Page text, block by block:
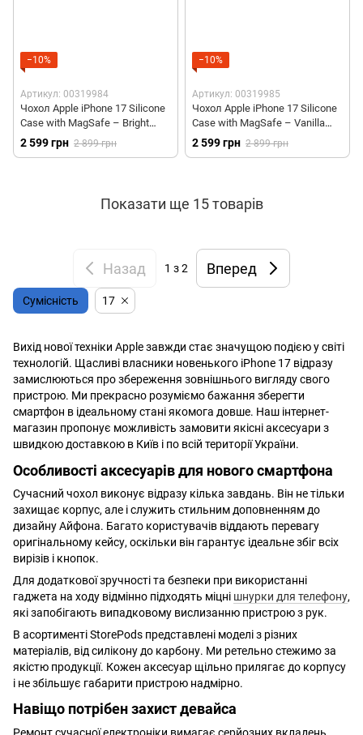
−10%
Артикул: 00319984
Чохол Apple iPhone 17 Silicone
Case with MagSafe – Bright
Guava (MHVQ4)
2 599 грн 2 899 грн
−10%
Артикул: 00319985
Чохол Apple iPhone 17 Silicone
Case with MagSafe – Vanilla
(MHVM4)
2 599 грн 2 899 грн
Показати ще 15 товарів
Назад 1 з 2 Вперед
Вихід нової техніки Apple завжди стає значущою подією у світі
технологій. Щасливі власники новенького iPhone 17 відразу
замислюються про збереження зовнішнього вигляду свого
пристрою. Ми прекрасно розуміємо бажання зберегти
смартфон в ідеальному стані якомога довше. Наш інтернет-
магазин пропонує можливість замовити якісні аксесуари з
швидкою доставкою в Київ і по всій території України.
Особливості аксесуарів для нового смартфона
Сучасний чохол виконує відразу кілька завдань. Він не тільки
захищає корпус, але і служить стильним доповненням до
дизайну Айфона. Багато користувачів віддають перевагу
оригінальному кейсу, оскільки він гарантує ідеальне збіг всіх
вирізів і кнопок.
Для додаткової зручності та безпеки при використанні
гаджета на ходу відмінно підходять міцні шнурки для телефону,
які запобігають випадковому вислизанню пристрою з рук.
В асортименті StorePods представлені моделі з різних
матеріалів, від силікону до карбону. Ми ретельно стежимо за
якістю продукції. Кожен аксесуар щільно прилягає до корпусу
і не збільшує габарити пристрою надмірно.
Навіщо потрібен захист девайса
Ремонт сучасної електроніки вимагає серйозних вкладень.
Сумісність 17